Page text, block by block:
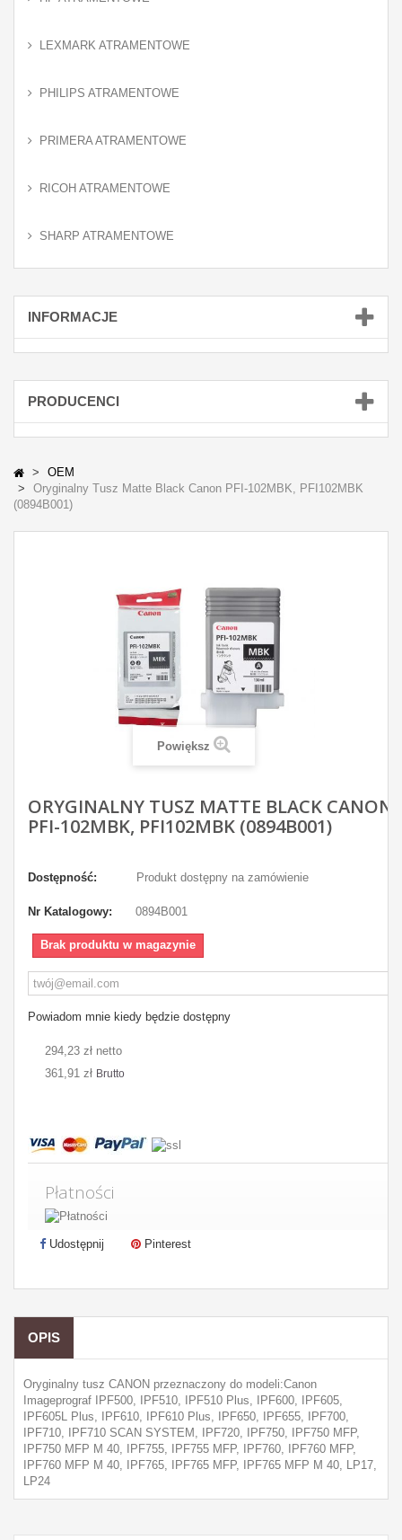
LEXMARK ATRAMENTOWE
PHILIPS ATRAMENTOWE
PRIMERA ATRAMENTOWE
RICOH ATRAMENTOWE
SHARP ATRAMENTOWE
INFORMACJE
PRODUCENCI
OEM
Oryginalny Tusz Matte Black Canon PFI-102MBK, PFI102MBK
(0894B001)
Powiększ
ORYGINALNY TUSZ MATTE BLACK CANON
PFI-102MBK, PFI102MBK (0894B001)
Dostępność: Produkt dostępny na zamówienie
Nr Katalogowy: 0894B001
Brak produktu w magazynie
Powiadom mnie kiedy będzie dostępny
294,23 zł netto
361,91 zł Brutto
Płatności
Udostępnij Pinterest
OPIS
Oryginalny tusz CANON przeznaczony do modeli:Canon
Imageprograf IPF500, IPF510, IPF510 Plus, IPF600, IPF605,
IPF605L Plus, IPF610, IPF610 Plus, IPF650, IPF655, IPF700,
IPF710, IPF710 SCAN SYSTEM, IPF720, IPF750, IPF750 MFP,
IPF750 MFP M 40, IPF755, IPF755 MFP, IPF760, IPF760 MFP,
IPF760 MFP M 40, IPF765, IPF765 MFP, IPF765 MFP M 40, LP17,
LP24